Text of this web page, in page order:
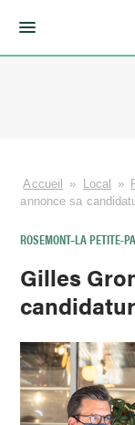
Accueil » Local »
annonce sa
ROSEMONT–LA PETITE-
Gilles